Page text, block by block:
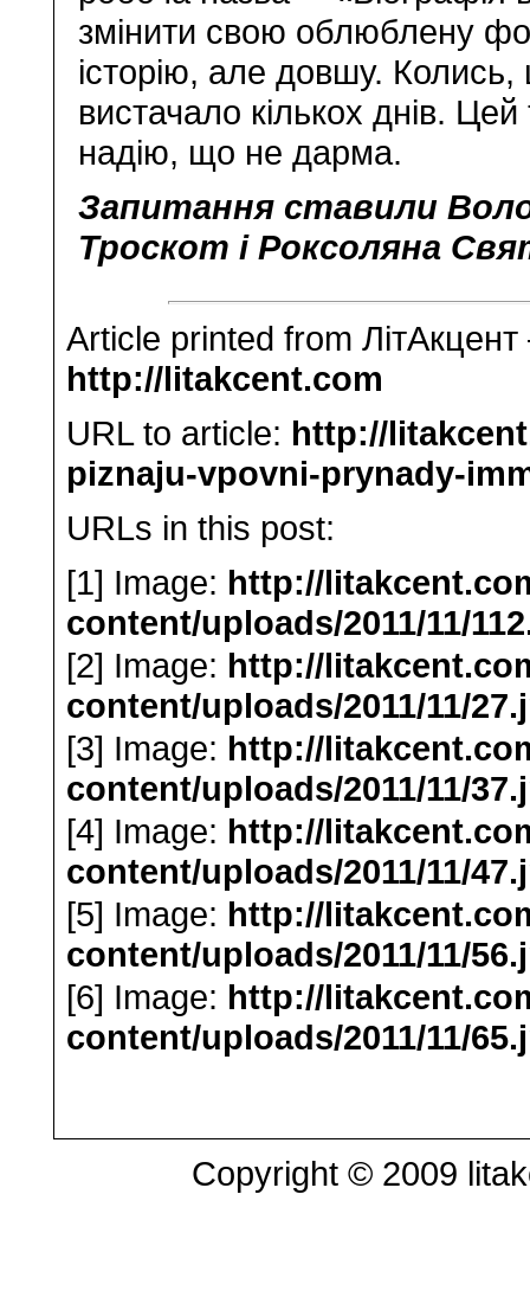
змінити свою облюблену
історію, але довшу.
вистачало кількох днів.
надію, що не дарма.
Запитання ставили
Троскот і Роксоляна
Article printed from ЛітАкцент
http://litakcent.com
URL to article: http://
piznaju-vpovni-prynady-
URLs in this post:
[1] Image: http://
content/uploads/2011/11/
[2] Image: http://
content/uploads/2011/11/
[3] Image: http://
content/uploads/2011/11/
[4] Image: http://
content/uploads/2011/11/
[5] Image: http://
content/uploads/2011/11/
[6] Image: http://
content/uploads/2011/11/
Copyright © 2009